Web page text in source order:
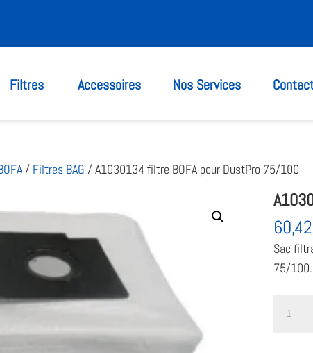
Filtres Accessoires Nos Services
/ Filtres BAG / A1030134 filtre BOFA pour DustPro 75/100
60,42
Sac
75/100.